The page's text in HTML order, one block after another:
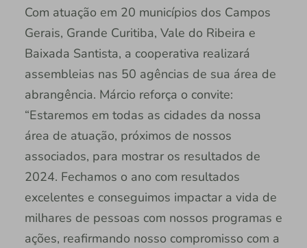
Com atuação em 20 municípios dos Campos
Gerais, Grande Curitiba, Vale do Ribeira e
Baixada Santista, a cooperativa realizará
assembleias nas 50 agências de sua área de
abrangência. Márcio reforça o convite:
“Estaremos em todas as cidades da nossa
área de atuação, próximos de nossos
associados, para mostrar os resultados de
2024. Fechamos o ano com resultados
excelentes e conseguimos impactar a vida de
milhares de pessoas com nossos programas e
ações, reafirmando nosso compromisso com a